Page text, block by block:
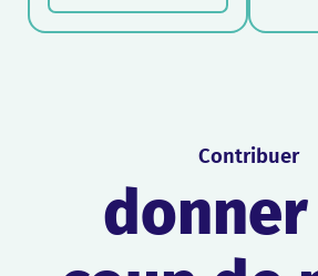
Contribuer